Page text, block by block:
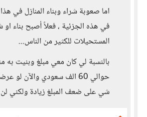
اما صعوبة شراء وبناء المنازل في
في هذه الجزئية ، فعلاً أصبح بناء او
المستحيلات للكثير من الناس...
بالنسبة لي كان معي مبلغ وبنيت به
حوالي 60 الف سعودي والآن
شي على ضعف المبلغ زيادة ولكني لن